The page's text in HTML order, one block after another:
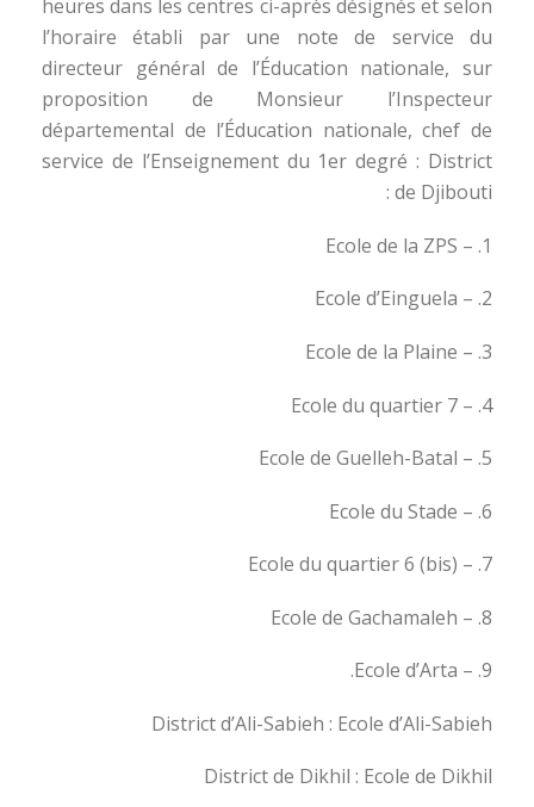
heures dans les centres ci-après désignés et selon
l’horaire établi par une note de service du
directeur général de l’Éducation nationale, sur
proposition de Monsieur l’Inspecteur
départemental de l’Éducation nationale, chef de
service de l’Enseignement du 1er degré : District
de Djibouti :
1. – Ecole de la ZPS
2. – Ecole d’Einguela
3. – Ecole de la Plaine
4. – Ecole du quartier 7
5. – Ecole de Guelleh-Batal
6. – Ecole du Stade
7. – Ecole du quartier 6 (bis)
8. – Ecole de Gachamaleh
9. – Ecole d’Arta.
District d’Ali-Sabieh : Ecole d’Ali-Sabieh
District de Dikhil : Ecole de Dikhil